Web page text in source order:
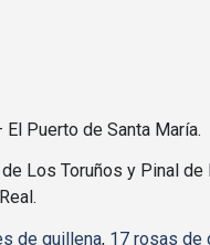
Puerto de Santa María.
Los Toruños y Pinal
de guillena, 17 rosas de